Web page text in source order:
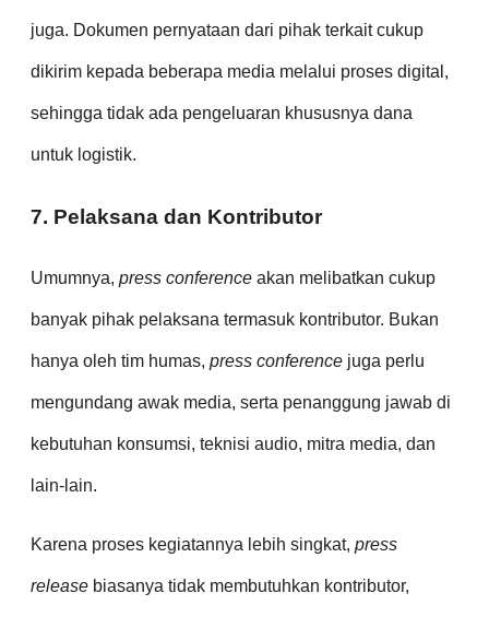
juga. Dokumen pernyataan dari pihak terkait cukup
dikirim kepada beberapa media melalui proses digital,
sehingga tidak ada pengeluaran khususnya dana
untuk logistik.
7. Pelaksana dan Kontributor
Umumnya, press conference akan melibatkan cukup
banyak pihak pelaksana termasuk kontributor. Bukan
hanya oleh tim humas, press conference juga perlu
mengundang awak media, serta penanggung jawab di
kebutuhan konsumsi, teknisi audio, mitra media, dan
lain-lain.
Karena proses kegiatannya lebih singkat, press
release biasanya tidak membutuhkan kontributor,